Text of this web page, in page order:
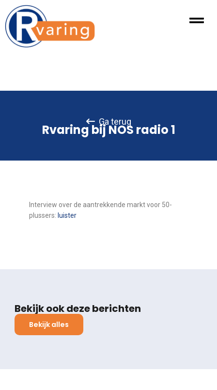
Ga terug
Rvaring bij NOS radio 1
Interview over de aantrekkende markt voor 50-
plussers: luister
Bekijk ook deze berichten
Bekijk alles